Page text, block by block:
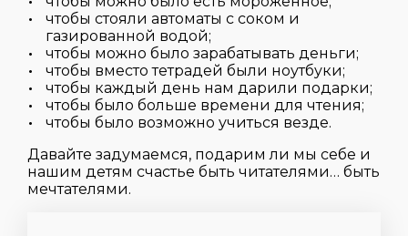
чтобы стояли автоматы с соком и
газированной водой;
чтобы можно было зарабатывать деньги;
чтобы вместо тетрадей были ноутбуки;
чтобы каждый день нам дарили подарки;
чтобы было больше времени для чтения;
чтобы было возможно учиться везде.
Давайте задумаемся, подарим ли мы себе и
нашим детям счастье быть читателями… быть
мечтателями.